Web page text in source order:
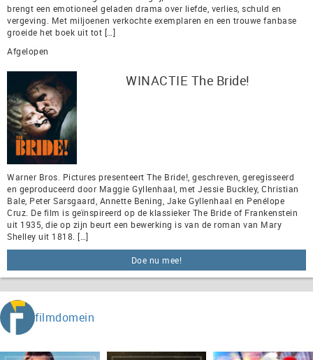
brengt een emotioneel geladen drama over liefde, verlies, schuld en
vergeving. Met miljoenen verkochte exemplaren en een trouwe fanbase
groeide het boek uit tot […]
Afgelopen
WINACTIE The Bride!
Warner Bros. Pictures presenteert The Bride!, geschreven, geregisseerd
en geproduceerd door Maggie Gyllenhaal, met Jessie Buckley, Christian
Bale, Peter Sarsgaard, Annette Bening, Jake Gyllenhaal en Penélope
Cruz. De film is geïnspireerd op de klassieker The Bride of Frankenstein
uit 1935, die op zijn beurt een bewerking is van de roman van Mary
Shelley uit 1818. […]
Doe nu mee!
filmdomein